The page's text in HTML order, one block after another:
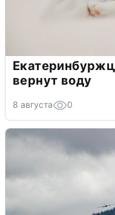
вернут воду
8 августа 0